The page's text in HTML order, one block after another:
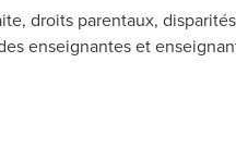
droits parentaux,
enseignantes et